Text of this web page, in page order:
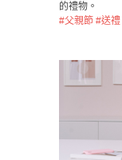
的禮物。
#父親節 #送禮